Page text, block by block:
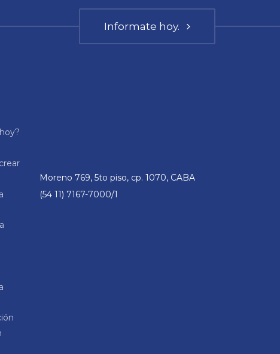
Informate hoy.
Moreno 769, 5to piso, cp. 1070, CABA
(54 11) 7167-7000/1